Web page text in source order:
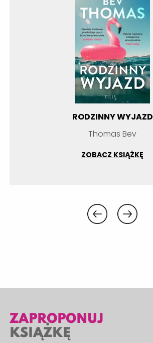
RODZINNY WYJAZD
Thomas Bev
ZOBACZ KSIĄŻKĘ
ZAPROPONUJ
KSIĄŻKĘ